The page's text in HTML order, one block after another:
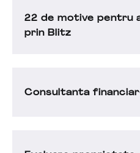
22 de motive pentru
prin Blitz
Consultanta